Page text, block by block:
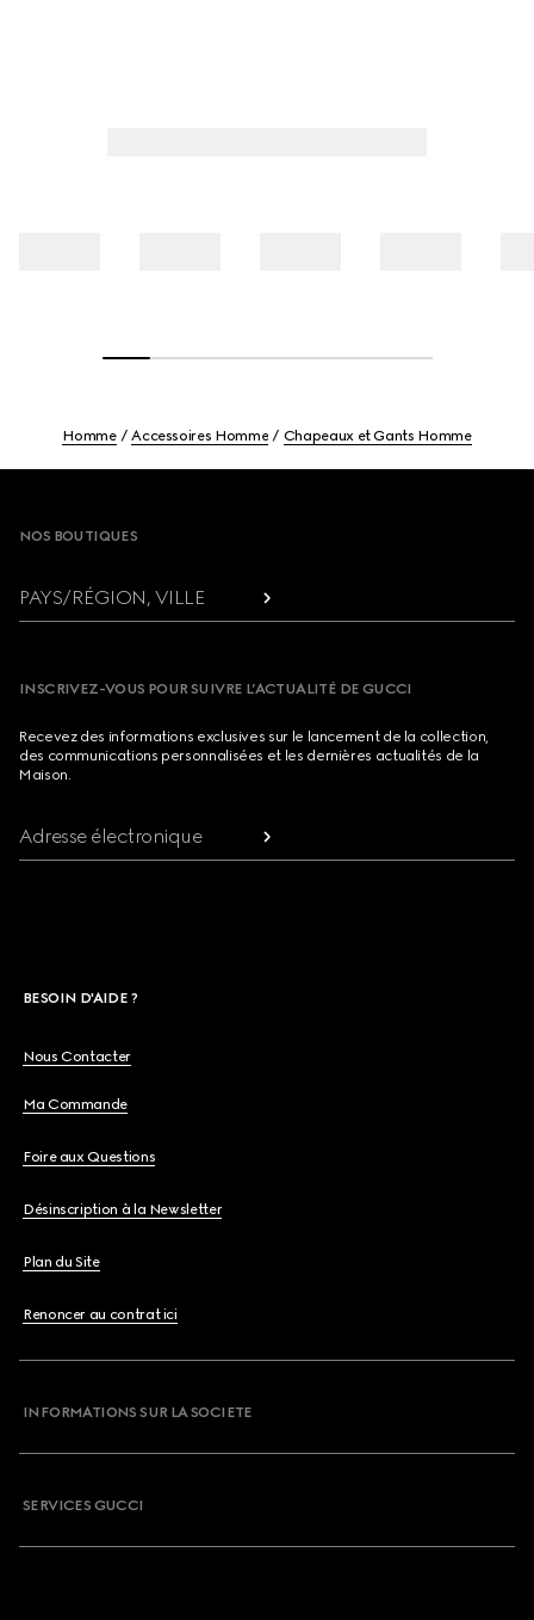
Homme Accessoires Homme Chapeaux et Gants Homme
NOS BOUTIQUES
PAYS/RÉGION, VILLE
INSCRIVEZ-VOUS POUR SUIVRE L’ACTUALITÉ DE GUCCI
Recevez des informations exclusives sur le lancement de la collection,
des communications personnalisées et les dernières actualités de la
Maison.
Adresse électronique
BESOIN D'AIDE ?
Nous Contacter
Ma Commande
Foire aux Questions
Désinscription à la Newsletter
Plan du Site
Renoncer au contrat ici
INFORMATIONS SUR LA SOCIETE
SERVICES GUCCI